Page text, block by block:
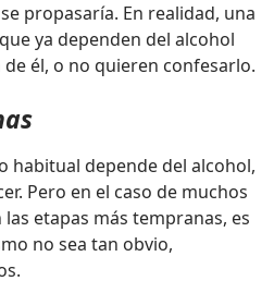
propasaría. En realidad, una
ya dependen del alcohol
él, o no quieren confesarlo.
habitual depende del alcohol,
Pero en el caso de muchos
etapas más tempranas, es
no sea tan obvio,